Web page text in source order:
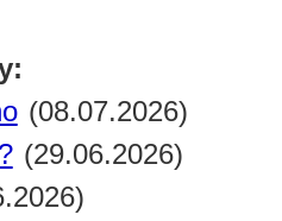
(08.07.2026)
(29.06.2026)